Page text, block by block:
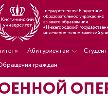
Абитуриентам
граждан